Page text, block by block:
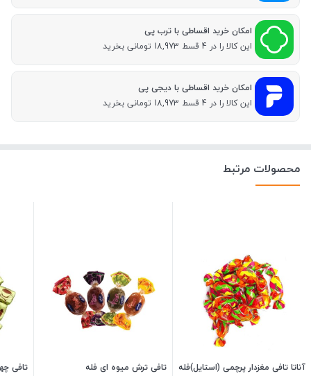
امکان خرید اقساطی با ترب پی
این کالا را در 4 قسط 18,973 تومانی بخرید
امکان خرید اقساطی با دیجی پی
این کالا را در 4 قسط 18,973 تومانی بخرید
محصولات مرتبط
آناتا تافی مغزدار پرچمی (استایل)فله تافی ترش میوه ای فله تافی